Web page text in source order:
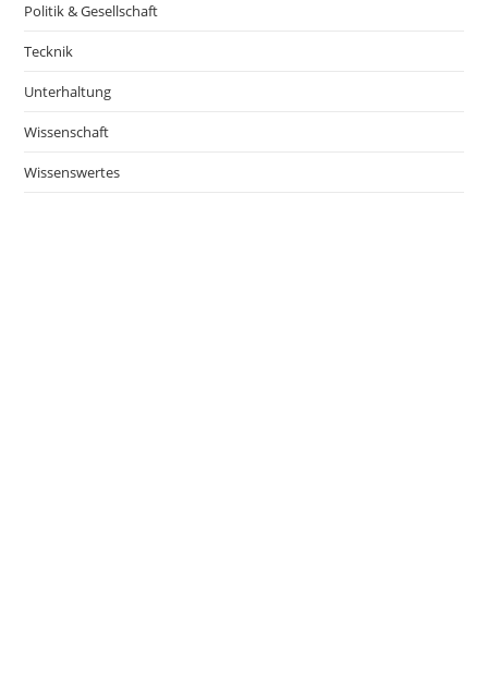
Politik & Gesellschaft
Tecknik
Unterhaltung
Wissenschaft
Wissenswertes